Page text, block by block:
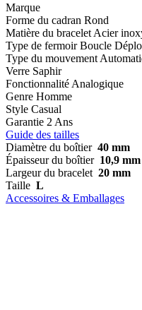
Marque
Forme du cadran Rond
Matière du bracelet Acier
Type de fermoir Boucle
Type du mouvement
Verre Saphir
Fonctionnalité Analogique
Genre Homme
Style Casual
Garantie 2 Ans
Guide des tailles
Diamètre du boîtier 40 mm
Épaisseur du boîtier 10,9 mm
Largeur du bracelet 20 mm
Taille L
Accessoires & Emballages